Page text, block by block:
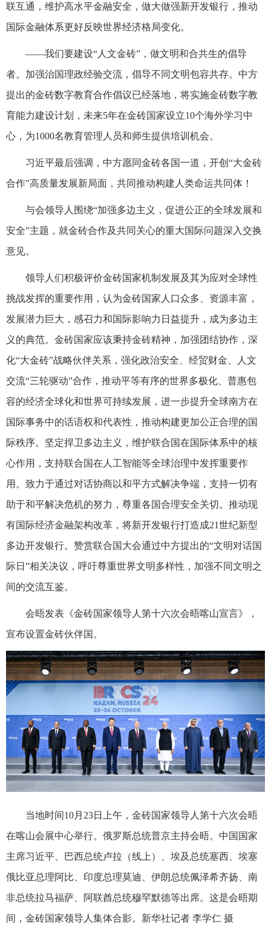
联互通，维护高水平金融安全，做大做强新开发银行，推动
国际金融体系更好反映世界经济格局变化。
——我们要建设“人文金砖”，做文明和合共生的倡导
者。加强治国理政经验交流，倡导不同文明包容共存。中方
提出的金砖数字教育合作倡议已经落地，将实施金砖数字教
育能力建设计划，未来5年在金砖国家设立10个海外学习中
心，为1000名教育管理人员和师生提供培训机会。
习近平最后强调，中方愿同金砖各国一道，开创“大金砖
合作”高质量发展新局面，共同推动构建人类命运共同体！
与会领导人围绕“加强多边主义，促进公正的全球发展和
安全”主题，就金砖合作及共同关心的重大国际问题深入交换
意见。
领导人们积极评价金砖国家机制发展及其为应对全球性
挑战发挥的重要作用，认为金砖国家人口众多、资源丰富，
发展潜力巨大，感召力和国际影响力日益提升，成为多边主
义的典范。金砖国家应该秉持金砖精神，加强团结协作，深
化“大金砖”战略伙伴关系，强化政治安全、经贸财金、人文
交流“三轮驱动”合作，推动平等有序的世界多极化、普惠包
容的经济全球化和世界可持续发展，进一步提升全球南方在
国际事务中的话语权和代表性，推动构建更加公正合理的国
际秩序。坚定捍卫多边主义，维护联合国在国际体系中的核
心作用，支持联合国在人工智能等全球治理中发挥重要作
用。致力于通过对话协商以和平方式解决争端，支持一切有
助于和平解决危机的努力，尊重各国合理安全关切。推动现
有国际经济金融架构改革，将新开发银行打造成21世纪新型
多边开发银行。赞赏联合国大会通过中方提出的“文明对话国
际日”相关决议，呼吁尊重世界文明多样性，加强不同文明之
间的交流互鉴。
会晤发表《金砖国家领导人第十六次会晤喀山宣言》，
宣布设置金砖伙伴国。
当地时间10月23日上午，金砖国家领导人第十六次会晤
在喀山会展中心举行。俄罗斯总统普京主持会晤。中国国家
主席习近平、巴西总统卢拉（线上）、埃及总统塞西、埃塞
俄比亚总理阿比、印度总理莫迪、伊朗总统佩泽希齐扬、南
非总统拉马福萨、阿联酋总统穆罕默德等出席。这是会晤期
间，金砖国家领导人集体合影。新华社记者 李学仁 摄